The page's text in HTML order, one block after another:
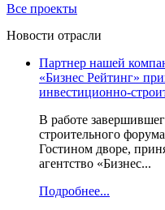
Все проекты
Новости отрасли
Партнер нашей
«Бизнес Рейтинг»
инвестиционно-
В работе
строительного
Гостином дворе,
агентство «Бизнес...
Подробнее...